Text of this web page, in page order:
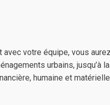
avec votre équipe, vous
urbains, jusqu’à
humaine et